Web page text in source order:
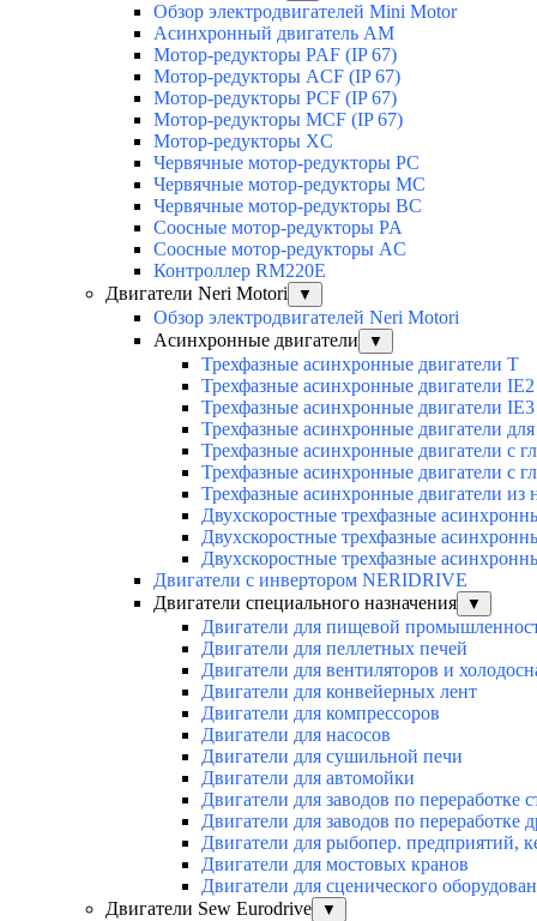
Обзор электродвигателей Mini Motor
Асинхронный двигатель AM
Мотор-редукторы PAF (IP 67)
Мотор-редукторы ACF (IP 67)
Мотор-редукторы PCF (IP 67)
Мотор-редукторы MCF (IP 67)
Мотор-редукторы XC
Червячные мотор-редукторы PC
Червячные мотор-редукторы MC
Червячные мотор-редукторы BC
Соосные мотор-редукторы PA
Соосные мотор-редукторы AC
Контроллер RM220E
Двигатели Neri Motori
▼
Обзор электродвигателей Neri Motori
Асинхронные двигатели
▼
Трехфазные асинхронные двигатели Т
Трехфазные асинхронные двигатели
Трехфазные асинхронные двигатели
Трехфазные асинхронные двигатели
Трехфазные асинхронные двигатели с
Трехфазные асинхронные двигатели с
Трехфазные асинхронные двигатели
Двухскоростные трехфазные
Двухскоростные трехфазные
Двухскоростные трехфазные
Двигатели с инвертором NERIDRIVE
Двигатели специального назначения
▼
Двигатели для пищевой
Двигатели для пеллетных печей
Двигатели для вентиляторов и
Двигатели для конвейерных лент
Двигатели для компрессоров
Двигатели для насосов
Двигатели для сушильной печи
Двигатели для автомойки
Двигатели для заводов по переработке
Двигатели для заводов по переработке
Двигатели для рыбопер. предприятий,
Двигатели для мостовых кранов
Двигатели для сценического
Двигатели Sew Eurodrive
▼